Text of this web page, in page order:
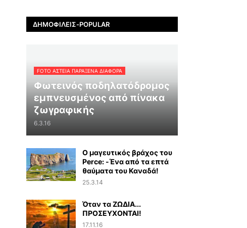
ΔΗΜΟΦΙΛΕΊΣ-POPULAR
FOTO ΑΣΤΕΙΑ ΠΑΡΑΞΕΝΑ ΔΙΑΦΟΡΑ
Φωτεινός ποδηλατόδρομος
εμπνευσμένος από πίνακα
ζωγραφικής
6.3.16
Ο μαγευτικός βράχος του
Perce: -Ένα από τα επτά
θαύματα του Καναδά!
25.3.14
Όταν τα ΖΩΔΙΑ...
ΠΡΟΣΕΥΧΟΝΤΑΙ!
17.11.16